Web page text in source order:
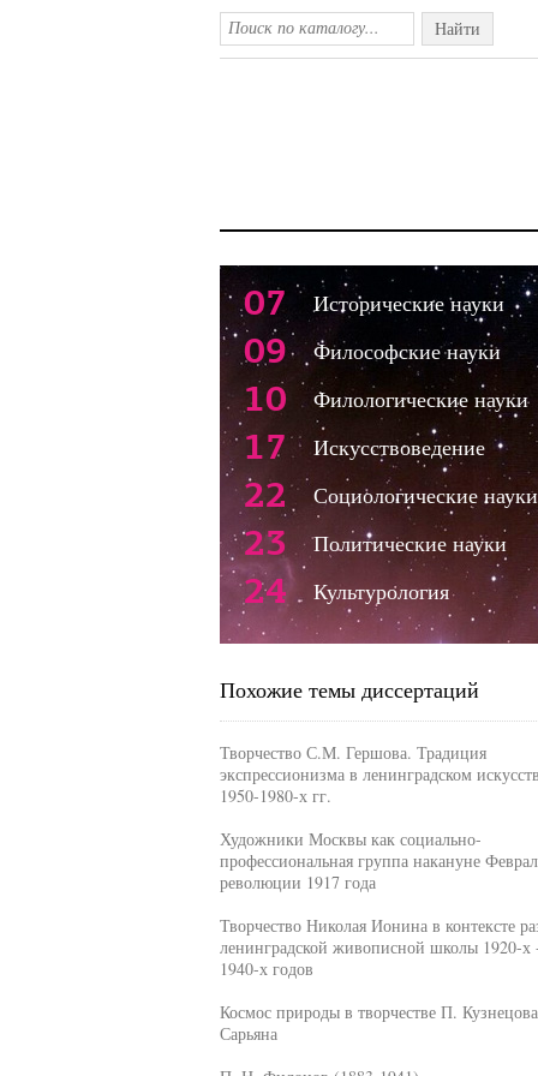
Найти
07 Исторические науки
09 Философские науки
10 Филологические науки
17 Искусствоведение
22 Социологические науки
23 Политические науки
24 Культурология
Похожие темы диссертаций
Творчество С.М. Гершова. Традиция
экспрессионизма в ленинградском
1950-1980-х гг.
Художники Москвы как социально-
профессиональная группа накануне
революции 1917 года
Творчество Николая Ионина в контексте
ленинградской живописной школы 1920-х
1940-х годов
Космос природы в творчестве П.
Сарьяна